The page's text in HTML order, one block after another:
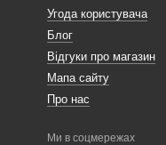
Угода користувача
Блог
Відгуки про магазин
Мапа сайту
Про нас
Ми в соцмережах